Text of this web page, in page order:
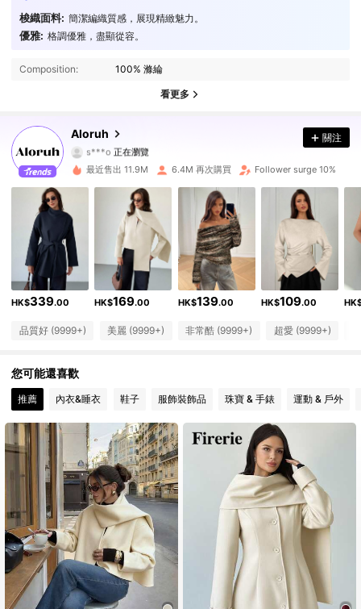
梭織面料: 簡潔編織質感，展現精緻魅力。
優雅: 格調優雅，盡顯從容。
Composition: 100% 滌綸
看更多
Aloruh
4.87 2.6M 追蹤者
2.6M 追蹤者
s***o 正在瀏覽
4.87
2.6M 追蹤者
4.87 2.6M 追蹤者
2.6M 追蹤者
4.87 2.6M 追蹤者
4.87 2.6M 追蹤者
2.6M 追蹤者
關注
最近售出 11.9M 6.4M 再次購買 Follower surge 10%
HK$339.00 HK$169.00 HK$139.00 HK$109.00
品質好 (9999+) 美麗 (9999+) 非常酷 (9999+) 超愛 (9999+)
您可能還喜歡
推薦 內衣&睡衣 鞋子 服飾裝飾品 珠寶 & 手錶 運動 & 戶外